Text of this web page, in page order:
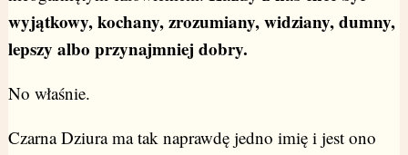
wyjątkowy, kochany, zrozumiany, widziany, dumny,
lepszy albo przynajmniej dobry.
No właśnie.
Czarna Dziura ma tak naprawdę jedno imię i jest ono